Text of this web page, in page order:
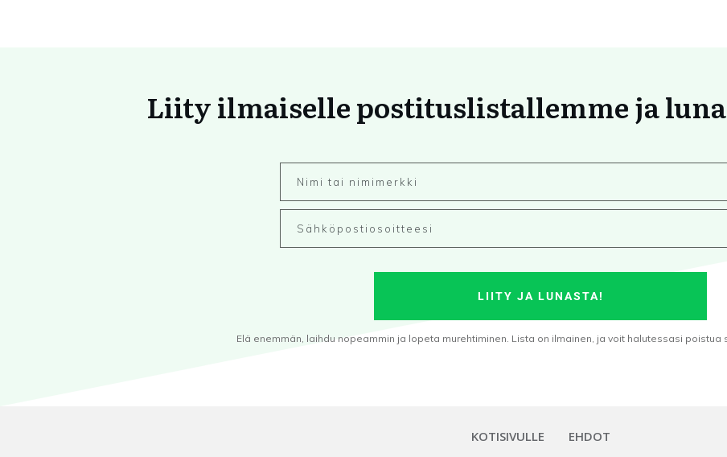
Liity ilmaiselle postituslistallemme ja
LIITY JA LUNASTA!
Elä enemmän, laihdu nopeammin ja lopeta murehtiminen. Lista on ilmainen, ja voit halutessasi poistua
KOTISIVULLE EHDOT